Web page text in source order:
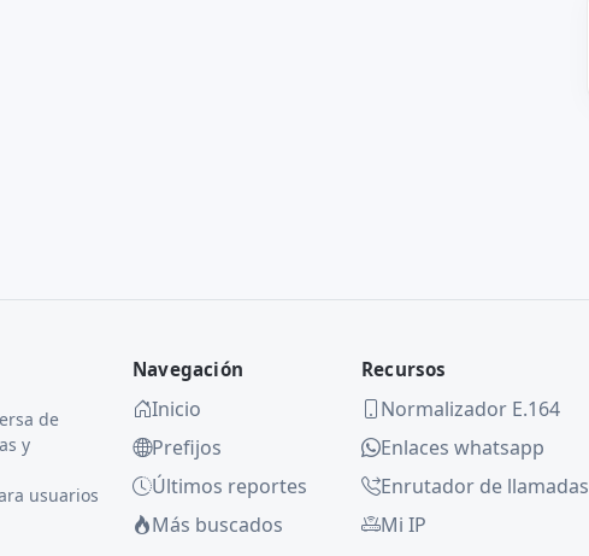
de
y
usuarios
Navegación
Inicio
Prefijos
Últimos reportes
Más buscados
Recursos
Normalizador E.164
Enlaces whatsapp
Enrutador de llamadas
Mi IP